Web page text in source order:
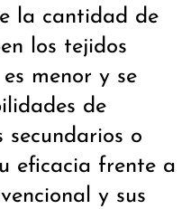
la cantidad de
los tejidos
menor y se
de
secundarios o
eficacia frente a
y sus